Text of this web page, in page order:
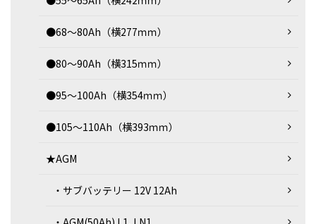
●68～80Ah（横277ｍｍ）
●80～90Ah（横315ｍｍ）
●95～100Ah（横354ｍｍ）
●105～110Ah（横393ｍｍ）
★AGM
・サブバッテリー 12V 12Ah